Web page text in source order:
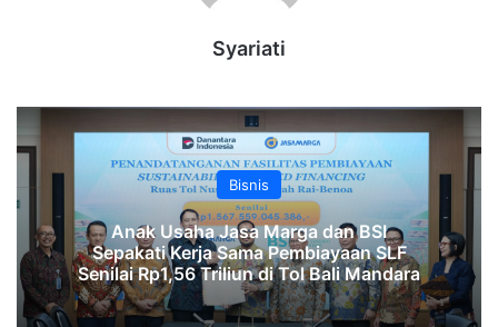
Syariati
Bisnis
Anak Usaha Jasa Marga dan BSI
Sepakati Kerja Sama Pembiayaan SLF
‎Senilai Rp1,56 Triliun di Tol Bali Mandara‎‎